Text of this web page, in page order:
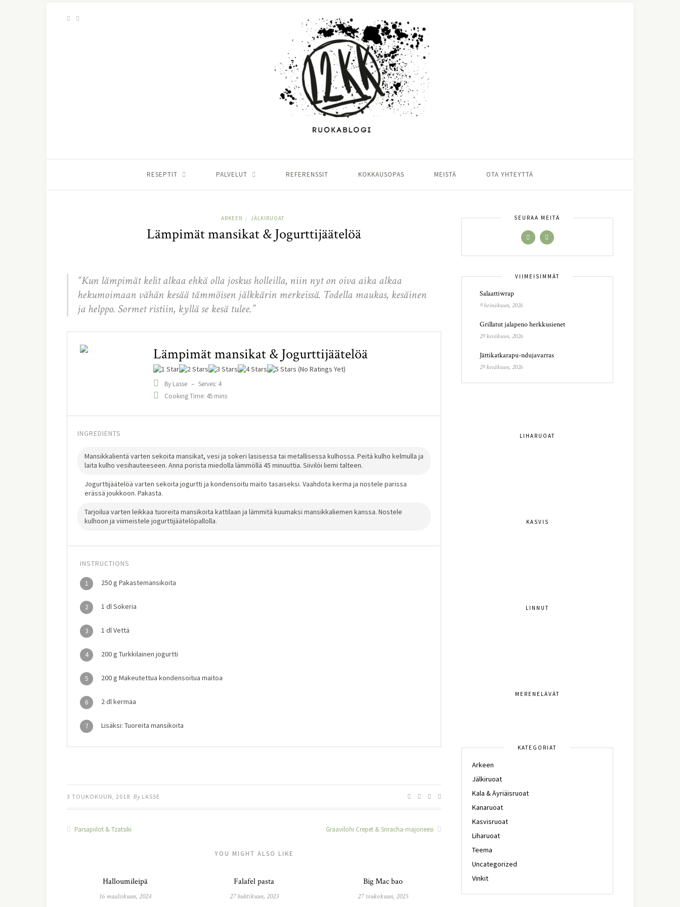
RESEPTIT PALVELUT REFERENSSIT KOKKAUSOPAS MEISTÄ OTA YHTEYTTÄ
ARKEEN / JÄLKIRUOAT
Lämpimät mansikat & Jogurttijäätelöä
“Kun lämpimät kelit alkaa ehkä olla joskus holleilla, niin nyt on oiva aika alkaa
hekumoimaan vähän kesää tämmöisen jälkkärin merkeissä. Todella maukas, kesäinen
ja helppo. Sormet ristiin, kyllä se kesä tulee.”
Lämpimät mansikat & Jogurttijäätelöä
(No Ratings Yet)
By Lasse – Serves: 4
Cooking Time: 45 mins
INGREDIENTS
Mansikkalientä varten sekoita mansikat, vesi ja sokeri lasisessa tai metallisessa kulhossa. Peitä kulho kelmulla ja
laita kulho vesihauteeseen. Anna porista miedolla lämmöllä 45 minuuttia. Siivilöi liemi talteen.
Jogurttijäätelöä varten sekoita jogurtti ja kondensoitu maito tasaiseksi. Vaahdota kerma ja nostele parissa
erässä joukkoon. Pakasta.
Tarjoilua varten leikkaa tuoreita mansikoita kattilaan ja lämmitä kuumaksi mansikkaliemen kanssa. Nostele
kulhoon ja viimeistele jogurttijäätelöpallolla.
INSTRUCTIONS
1 250 g Pakastemansikoita
2 1 dl Sokeria
3 1 dl Vettä
4 200 g Turkkilainen jogurtti
5 200 g Makeutettua kondensoitua maitoa
6 2 dl kermaa
7 Lisäksi: Tuoreita mansikoita
3 TOUKOKUUN, 2018 By LASSE
Parsapiilot & Tzatsiki Graavilohi Crepet & Sriracha-majoneesi
YOU MIGHT ALSO LIKE
Halloumileipä
16 maaliskuun, 2024
Falafel pasta
27 huhtikuun, 2023
Big Mac bao
27 toukokuun, 2025
SEURAA MEITÄ
VIIMEISIMMÄT
Salaattiwrap
9 heinäkuun, 2026
Grillatut jalapeno herkkusienet
29 kesäkuun, 2026
Jättikatkarapu-ndujavarras
29 kesäkuun, 2026
LIHARUOAT
KASVIS
LINNUT
MERENELÄVÄT
KATEGORIAT
Arkeen
Jälkiruoat
Kala & Äyriäisruoat
Kanaruoat
Kasvisruoat
Liharuoat
Teema
Uncategorized
Vinkit